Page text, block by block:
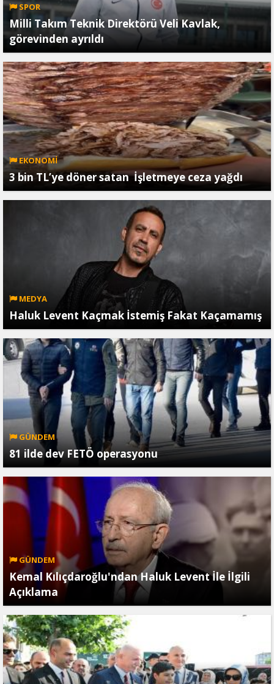
SPOR
Milli Takım Teknik Direktörü Veli Kavlak,
görevinden ayrıldı
EKONOMİ
3 bin TL’ye döner satan İşletmeye ceza yağdı
MEDYA
Haluk Levent Kaçmak İstemiş Fakat Kaçamamış
GÜNDEM
81 ilde dev FETÖ operasyonu
GÜNDEM
Kemal Kılıçdaroğlu'ndan Haluk Levent İle İlgili
Açıklama